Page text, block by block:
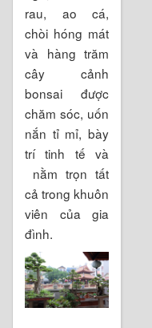
rau, ao cá,
chòi hóng mát
và hàng trăm
cây cảnh
bonsai được
chăm sóc, uốn
nắn tỉ mỉ, bày
trí tinh tế và
nằm trọn tất
cả trong khuôn
viên của gia
đình.